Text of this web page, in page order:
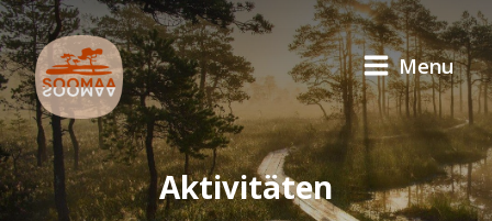
Menu
Aktivitäten